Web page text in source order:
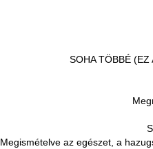
SOHA TÖBBÉ
Megismételve az egészet, a